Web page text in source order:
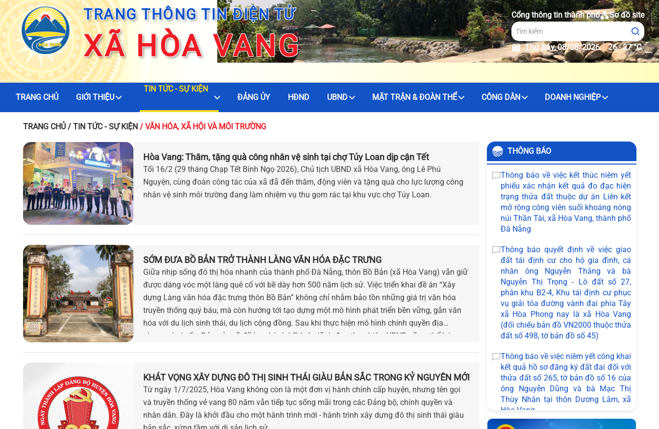
TRANG THÔNG TIN ĐIỆN TỬ
XÃ HÒA VANG
Cổng thông tin thành phố Sơ đồ site
Thứ Bảy, 08/08/2026 26 - 27 °C
TRANG CHỦ GIỚI THIỆU
TIN TỨC - SỰ KIỆN
ĐẢNG ỦY
HĐND UBND MẶT TRẬN & ĐOÀN THỂ CÔNG DÂN DOANH NGHIỆP
TRANG CHỦ/ TIN TỨC - SỰ KIỆN / VĂN HÓA, XÃ HỘI VÀ MÔI TRƯỜNG
Hòa Vang: Thăm, tặng quà công nhân vệ sinh tại chợ Túy Loan dịp cận Tết
Tối 16/2 (29 tháng Chạp Tết Bính Ngọ 2026), Chủ tịch UBND xã Hòa Vang, ông Lê Phú
Nguyện, cùng đoàn công tác của xã đã đến thăm, động viên và tặng quà cho lực lượng công
nhân vệ sinh môi trường đang làm nhiệm vụ thu gom rác tại khu vực chợ Túy Loan.
SỚM ĐƯA BỒ BẢN TRỞ THÀNH LÀNG VĂN HÓA ĐẶC TRƯNG
Giữa nhịp sống đô thị hóa nhanh của thành phố Đà Nẵng, thôn Bồ Bản (xã Hòa Vang) vẫn giữ
được dáng vóc một làng quê cổ với bề dày hơn 500 năm lịch sử. Việc triển khai đề án “Xây
dựng Làng văn hóa đặc trưng thôn Bồ Bản” không chỉ nhằm bảo tồn những giá trị văn hóa
truyền thống quý báu, mà còn hướng tới tạo dựng một mô hình phát triển bền vững, gắn văn
hóa với du lịch sinh thái, du lịch cộng đồng. Sau khi thực hiện mô hình chính quyền địa
phương hai cấp, Đảng ủy xã đã ban hành kết luận lãnh đạo thực hiện, UBND xã cụ thể hóa
Vang và thành phố Đà Nẵng.
KHÁT VỌNG XÂY DỰNG ĐÔ THỊ SINH THÁI GIÀU BẢN SẮC TRONG KỶ NGUYÊN MỚI
Từ ngày 1/7/2025, Hòa Vang không còn là một đơn vị hành chính cấp huyện, nhưng tên gọi
và truyền thống vẻ vang 80 năm vẫn tiếp tục sống mãi trong các Đảng bộ, chính quyền và
nhân dân. Đây là khởi đầu cho một hành trình mới - hành trình xây dựng đô thị sinh thái giàu
THÔNG BÁO
Thông báo về việc kết thúc niêm yết
phiếu xác nhận kết quả đo đạc hiện
trạng thửa đất thuộc dự án Liên kết
mở rộng công viên suối khoáng nóng
núi Thần Tài, xã Hòa Vang, thành phố
Đà Nẵng
Thông báo quyết định về việc giao
đất tái định cư cho hộ gia đình, cá
nhân ông Nguyễn Thảng và bà
Nguyễn Thị Trọng - Lô đất số 27,
phân khu B2-4, Khu tái định cư phục
vụ giải tỏa đường vành đai phía Tây
xã Hòa Phong nay là xã Hòa Vang
(đối chiếu bản đồ VN2000 thuộc thửa
đất số 498, tờ bản đồ số 45)
Thông báo về việc niêm yết công khai
kết quả hồ sơ đăng ký đất đai đối với
thửa đất số 265, tờ bản đồ số 16 của
ông Nguyễn Dũng và bà Mạc Thị
Thùy Nhân tại thôn Dương Lâm, xã
Hòa Vang